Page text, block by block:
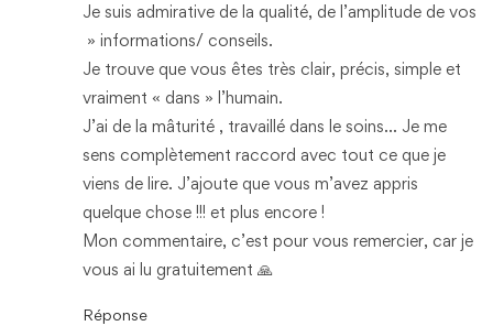
Je suis admirative de la qualité, de l’amplitude de vos
» informations/ conseils.
Je trouve que vous êtes très clair, précis, simple et
vraiment « dans » l’humain.
J’ai de la mâturité , travaillé dans le soins… Je me
sens complètement raccord avec tout ce que je
viens de lire. J’ajoute que vous m’avez appris
quelque chose !!! et plus encore !
Mon commentaire, c’est pour vous remercier, car je
vous ai lu gratuitement 🙏
Réponse